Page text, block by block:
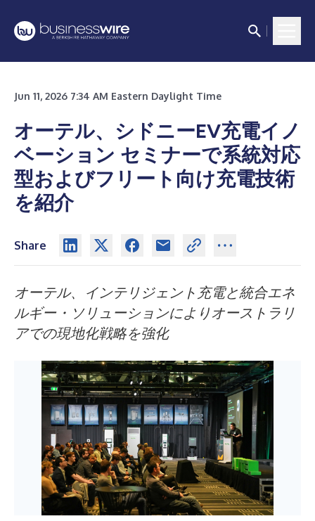
Jun 11, 2026 7:34 AM Eastern Daylight Time
オーテル、シドニーEV充電イノ
ベーション セミナーで系統対応
型およびフリート向け充電技術
を紹介
Share
オーテル、インテリジェント充電と統合エネ
ルギー・ソリューションによりオーストラリ
アでの現地化戦略を強化